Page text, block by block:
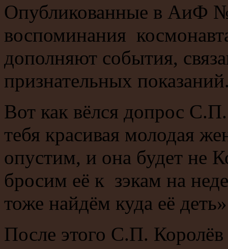
Опубликованные в АиФ
воспоминания
дополняют события,
признательных
Вот как вёлся допрос
тебя красивая молодая
опустим, и она будет не
бросим её к зэкам на
тоже найдём куда её
После этого С.П.